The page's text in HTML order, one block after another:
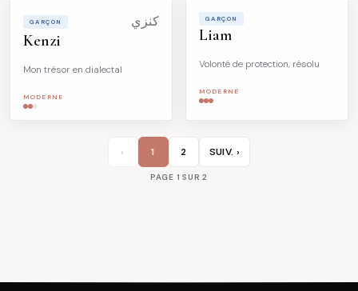
GARÇON كنزي
Kenzi
Mon trésor en dialectal
MODERNE
GARÇON
Liam
Volonté de protection, résolu
MODERNE
‹ 1 2 SUIV. ›
PAGE 1 SUR 2